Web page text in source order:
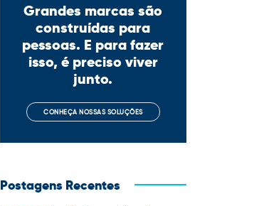
Grandes marcas são
construídas para
pessoas. E para fazer
isso, é preciso viver
junto.
CONHEÇA NOSSAS SOLUÇÕES
Postagens Recentes